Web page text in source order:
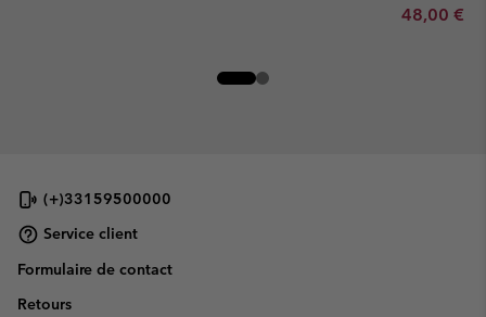
Minimum
48,00 €
(+)33159500000
Service client
Formulaire de contact
Retours